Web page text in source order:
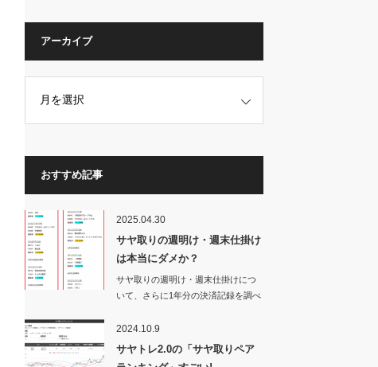
アーカイブ
おすすめ記事
2025.04.30
サヤ取りの週明け・週末仕掛け
は本当にダメか？
サヤ取りの週明け・週末仕掛けにつ
いて、さらに1年分の決済記録を調べ
2024.10.9
サヤトレ2.0の「サヤ取りペア